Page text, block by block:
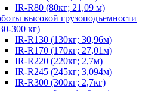
IR-R80 (80кг; 21,09 м)
высокой грузоподъемности
300 кг)
IR-R130 (130кг; 30,96м)
IR-R170 (170кг; 27,01м)
IR-R220 (220кг; 2,7м)
IR-R245 (245кг; 3,094м)
IR-R300 (300кг; 2,7кг)